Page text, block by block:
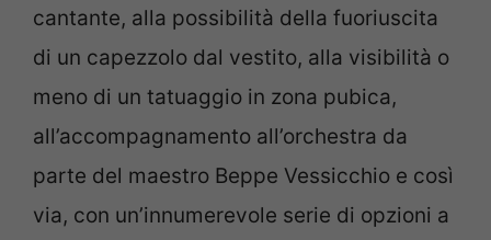
cantante, alla possibilità della fuoriuscita
di un capezzolo dal vestito, alla visibilità o
meno di un tatuaggio in zona pubica,
all’accompagnamento all’orchestra da
parte del maestro Beppe Vessicchio e così
via, con un’innumerevole serie di opzioni a